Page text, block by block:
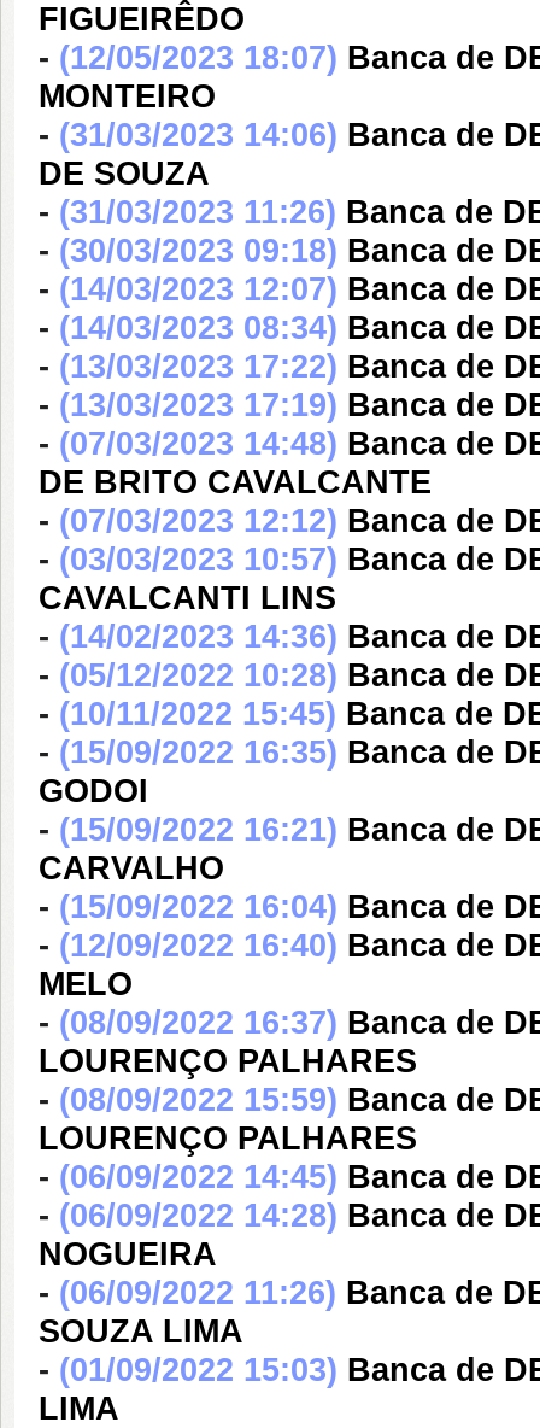
FIGUEIRÊDO
- (12/05/2023 18:07) Banca de
MONTEIRO
- (31/03/2023 14:06) Banca de
DE SOUZA
- (31/03/2023 11:26) Banca de
- (30/03/2023 09:18) Banca de
- (14/03/2023 12:07) Banca de
- (14/03/2023 08:34) Banca de
- (13/03/2023 17:22) Banca de
- (13/03/2023 17:19) Banca de
- (07/03/2023 14:48) Banca de
DE BRITO CAVALCANTE
- (07/03/2023 12:12) Banca de
- (03/03/2023 10:57) Banca de
CAVALCANTI LINS
- (14/02/2023 14:36) Banca de
- (05/12/2022 10:28) Banca de
- (10/11/2022 15:45) Banca de
- (15/09/2022 16:35) Banca de
GODOI
- (15/09/2022 16:21) Banca de
CARVALHO
- (15/09/2022 16:04) Banca de
- (12/09/2022 16:40) Banca de
MELO
- (08/09/2022 16:37) Banca de
LOURENÇO PALHARES
- (08/09/2022 15:59) Banca de
LOURENÇO PALHARES
- (06/09/2022 14:45) Banca de
- (06/09/2022 14:28) Banca de
NOGUEIRA
- (06/09/2022 11:26) Banca de
SOUZA LIMA
- (01/09/2022 15:03) Banca de
LIMA